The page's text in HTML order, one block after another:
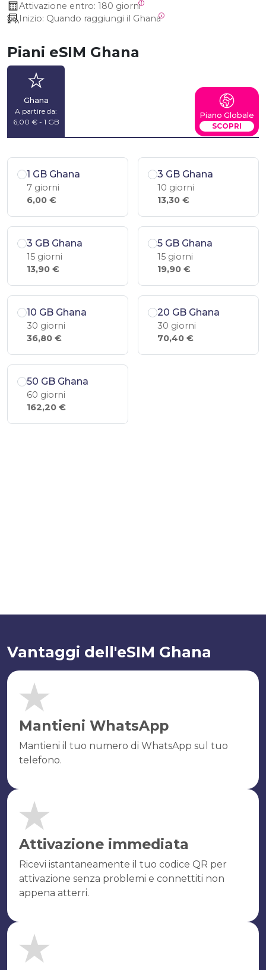
Attivazione entro: 180 giorni
Inizio: Quando raggiungi il Ghana
Piani eSIM Ghana
Ghana
A partire da:
6,00 € - 1 GB
Piano Globale
SCOPRI
1 GB Ghana
7 giorni
6,00 €
3 GB Ghana
10 giorni
13,30 €
3 GB Ghana
15 giorni
13,90 €
5 GB Ghana
15 giorni
19,90 €
10 GB Ghana
30 giorni
36,80 €
20 GB Ghana
30 giorni
70,40 €
50 GB Ghana
60 giorni
162,20 €
Vantaggi dell'eSIM Ghana
Mantieni WhatsApp
Mantieni il tuo numero di WhatsApp sul tuo
telefono.
Attivazione immediata
Ricevi istantaneamente il tuo codice QR per
attivazione senza problemi e connettiti non
appena atterri.